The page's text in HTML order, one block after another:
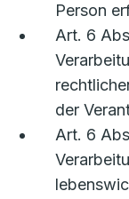
Person
Art. 6
der
Art. 6